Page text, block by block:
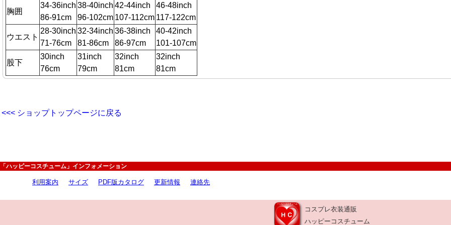
胸囲
34-36inch
86-91cm
38-40inch
96-102cm
42-44inch
107-112cm
46-48inch
117-122cm
ウエスト
28-30inch
71-76cm
32-34inch
81-86cm
36-38inch
86-97cm
40-42inch
101-107cm
股下
30inch
76cm
31inch
79cm
32inch
81cm
32inch
81cm
<<< ショップトップページに戻る
「ハッピーコスチューム」インフォメーション
利用案内 サイズ PDF版カタログ 更新情報 連絡先
コスプレ衣装通販
ハッピーコスチューム